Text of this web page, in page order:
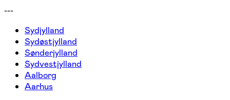
---
Sydjylland
Sydøstjylland
Sønderjylland
Sydvestjylland
Aalborg
Aarhus